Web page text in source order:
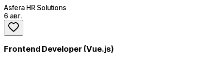
Asfera HR Solutions
6 авг.
Frontend Developer (Vue.js)